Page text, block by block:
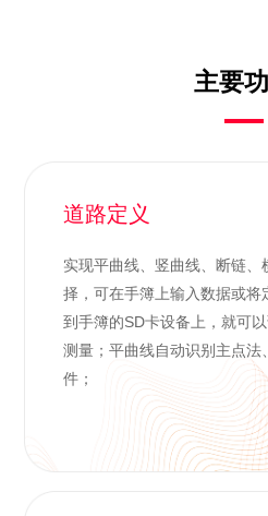
主要
道路定义
实现平曲线、竖曲线、断链
择，可在手簿上输入数据或将
到手簿的SD卡设备上，就可
测量；平曲线自动识别主点法
件；